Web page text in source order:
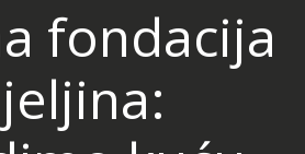
fondacija